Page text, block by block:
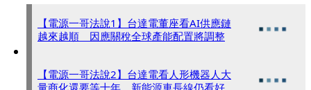
【電源一哥法說1】台達電董座看AI供應鏈
越來越順 因應關稅全球產能配置將調整
【電源一哥法說2】台達電看人形機器人大
量商化還要等十年 新能源車長線仍看好